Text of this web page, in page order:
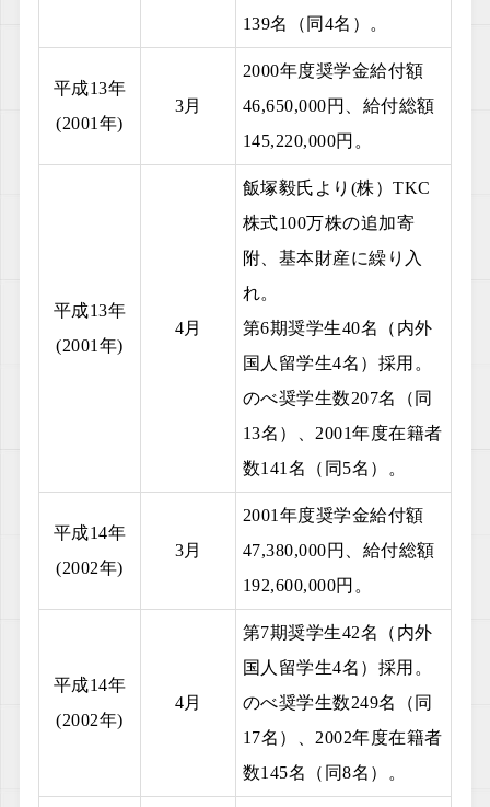
139名（同4名）。
平成13年
(2001年)
3月
2000年度奨学金給付額
46,650,000円、給付総額
145,220,000円。
平成13年
(2001年)
4月
飯塚毅氏より(株）TKC
株式100万株の追加寄
附、基本財産に繰り入
れ。
第6期奨学生40名（内外
国人留学生4名）採用。
のべ奨学生数207名（同
13名）、2001年度在籍者
数141名（同5名）。
平成14年
(2002年)
3月
2001年度奨学金給付額
47,380,000円、給付総額
192,600,000円。
平成14年
(2002年)
4月
第7期奨学生42名（内外
国人留学生4名）採用。
のべ奨学生数249名（同
17名）、2002年度在籍者
数145名（同8名）。